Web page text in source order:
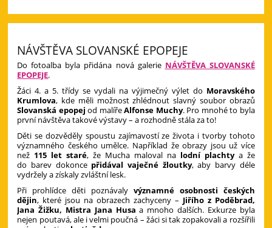
NÁVŠTĚVA SLOVANSKÉ EPOPEJE
Do fotoalba byla přidána nová galerie NÁVŠTĚVA SLOVANSKÉ
EPOPEJE.
Žáci 4. a 5. třídy se vydali na výjimečný výlet do Moravského
Krumlova, kde měli možnost zhlédnout slavný soubor obrazů
Slovanská epopej od malířeAlfonse Muchy. Pro mnohé to byla
první návštěva takové výstavy – a rozhodně stála za to!
Děti se dozvěděly spoustu zajímavostí ze života i tvorby tohoto
významného českého umělce. Například že obrazy jsou už více
než 115 let staré, že Mucha maloval na lodní plachtya že
do barev dokonce přidával vaječné žloutky, aby barvy déle
vydržely a získaly zvláštní lesk.
Při prohlídce děti poznávaly významné osobnosti českých
dějin, které jsou na obrazech zachyceny – Jiřího z Poděbrad,
Jana Žižku, Mistra Jana Husa a mnoho dalších. Exkurze byla
nejen poutavá, ale i velmi poučná – žáci si tak zopakovali a rozšířili